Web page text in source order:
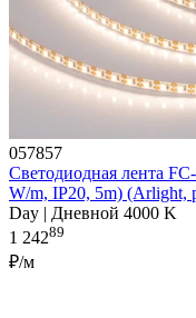
057857
Светодиодная лента
W/m, IP20, 5m) (Arlight,
Day | Дневной 4000 K
1 24289
₽/м